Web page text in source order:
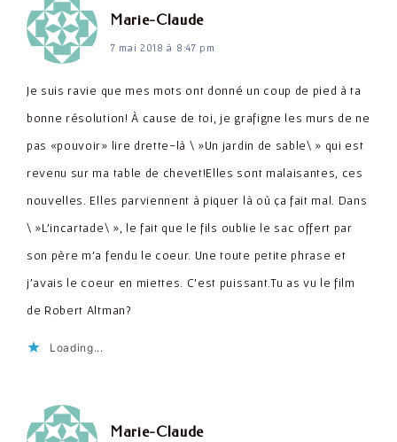
Marie-Claudedit :
7 mai 2018 à 8:47 pm
Je suis ravie que mes mots ont donné un coup de pied à ta
bonne résolution! À cause de toi, je grafigne les murs de ne
pas «pouvoir» lire drette-là \ »Un jardin de sable\ » qui est
revenu sur ma table de chevet!Elles sont malaisantes, ces
nouvelles. Elles parviennent à piquer là où ça fait mal. Dans
\ »L'incartade\ », le fait que le fils oublie le sac offert par
son père m'a fendu le coeur. Une toute petite phrase et
j'avais le coeur en miettes. C'est puissant.Tu as vu le film
de Robert Altman?
Loading...
Marie-Claudedit :